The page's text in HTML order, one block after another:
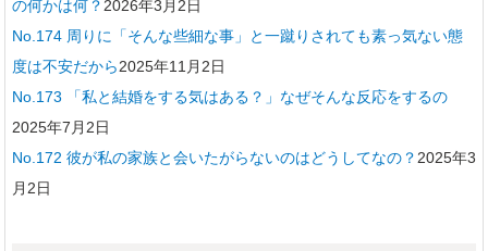
の何かは何？ 2026年3月2日
No.174 周りに「そんな些細な事」と一蹴りされても素っ気ない態
度は不安だから2025年11月2日
No.173 「私と結婚をする気はある？」なぜそんな反応をするの
2025年7月2日
No.172 彼が私の家族と会いたがらないのはどうしてなの？ 2025年3
月2日